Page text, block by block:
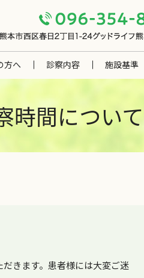
方へ 診察内容 施設基準
時間について
きます。患者様には大変ご迷